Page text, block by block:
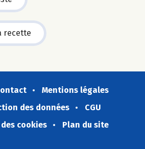
recette
Mentions légales
des données
CGU
cookies
Plan du site